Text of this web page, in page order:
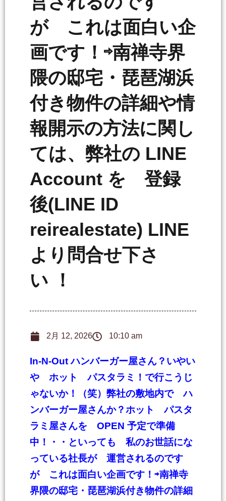
が これは面白い企
画です！⇨南禅寺界
隈の邸宅・琵琶湖浜
付き物件の詳細や情
報開示の方法に関し
ては、弊社の LINE
Account を 登録
後(LINE ID
reirealestate) LINE
より問合せ下さ
い ！
2月 12, 2026 10:10 am
In-N-Outハンバーガー屋さん？いやい
や ホット パスタラミ！で行こうじ
ゃないか！（笑）弊社の敷地内で ハ
ンバーガー屋さんか？ホット パスタ
ラミ屋さんを OPEN 予定で準備
中！・・といっても 私のお世話にな
っている社長が 運営されるのです
が これは面白い企画です！ ⇨南禅寺
界隈の邸宅・琵琶湖浜付き物件の詳細